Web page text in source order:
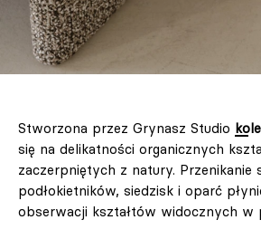
Stworzona przez Grynasz Studio
się na delikatności organicznych
zaczerpniętych z natury. Przenikanie
podłokietników, siedzisk i oparć
obserwacji kształtów widocznych w